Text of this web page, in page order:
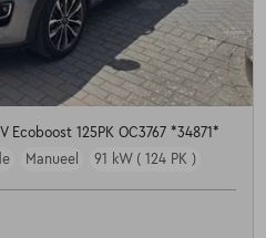
Ecoboost 125PK OC3767 *34871*
Manueel 91 kW ( 124 PK )